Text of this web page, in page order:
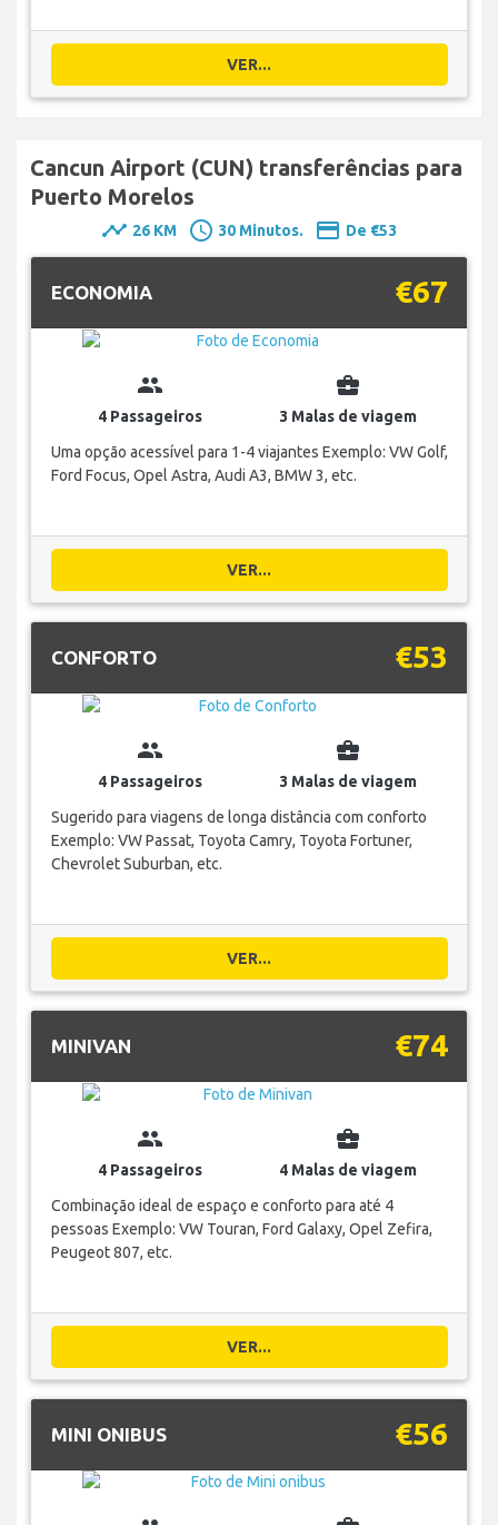
VER...
Cancun Airport (CUN) transferências para
Puerto Morelos
timeline 26 KM schedule 30 Minutos. payment De €53
ECONOMIA €67
group
4 Passageiros
business_center
3 Malas de viagem
Uma opção acessível para 1-4 viajantes Exemplo: VW Golf,
Ford Focus, Opel Astra, Audi A3, BMW 3, etc.
VER...
CONFORTO €53
group
4 Passageiros
business_center
3 Malas de viagem
Sugerido para viagens de longa distância com conforto
Exemplo: VW Passat, Toyota Camry, Toyota Fortuner,
Chevrolet Suburban, etc.
VER...
MINIVAN €74
group
4 Passageiros
business_center
4 Malas de viagem
Combinação ideal de espaço e conforto para até 4
pessoas Exemplo: VW Touran, Ford Galaxy, Opel Zefira,
Peugeot 807, etc.
VER...
MINI ONIBUS €56